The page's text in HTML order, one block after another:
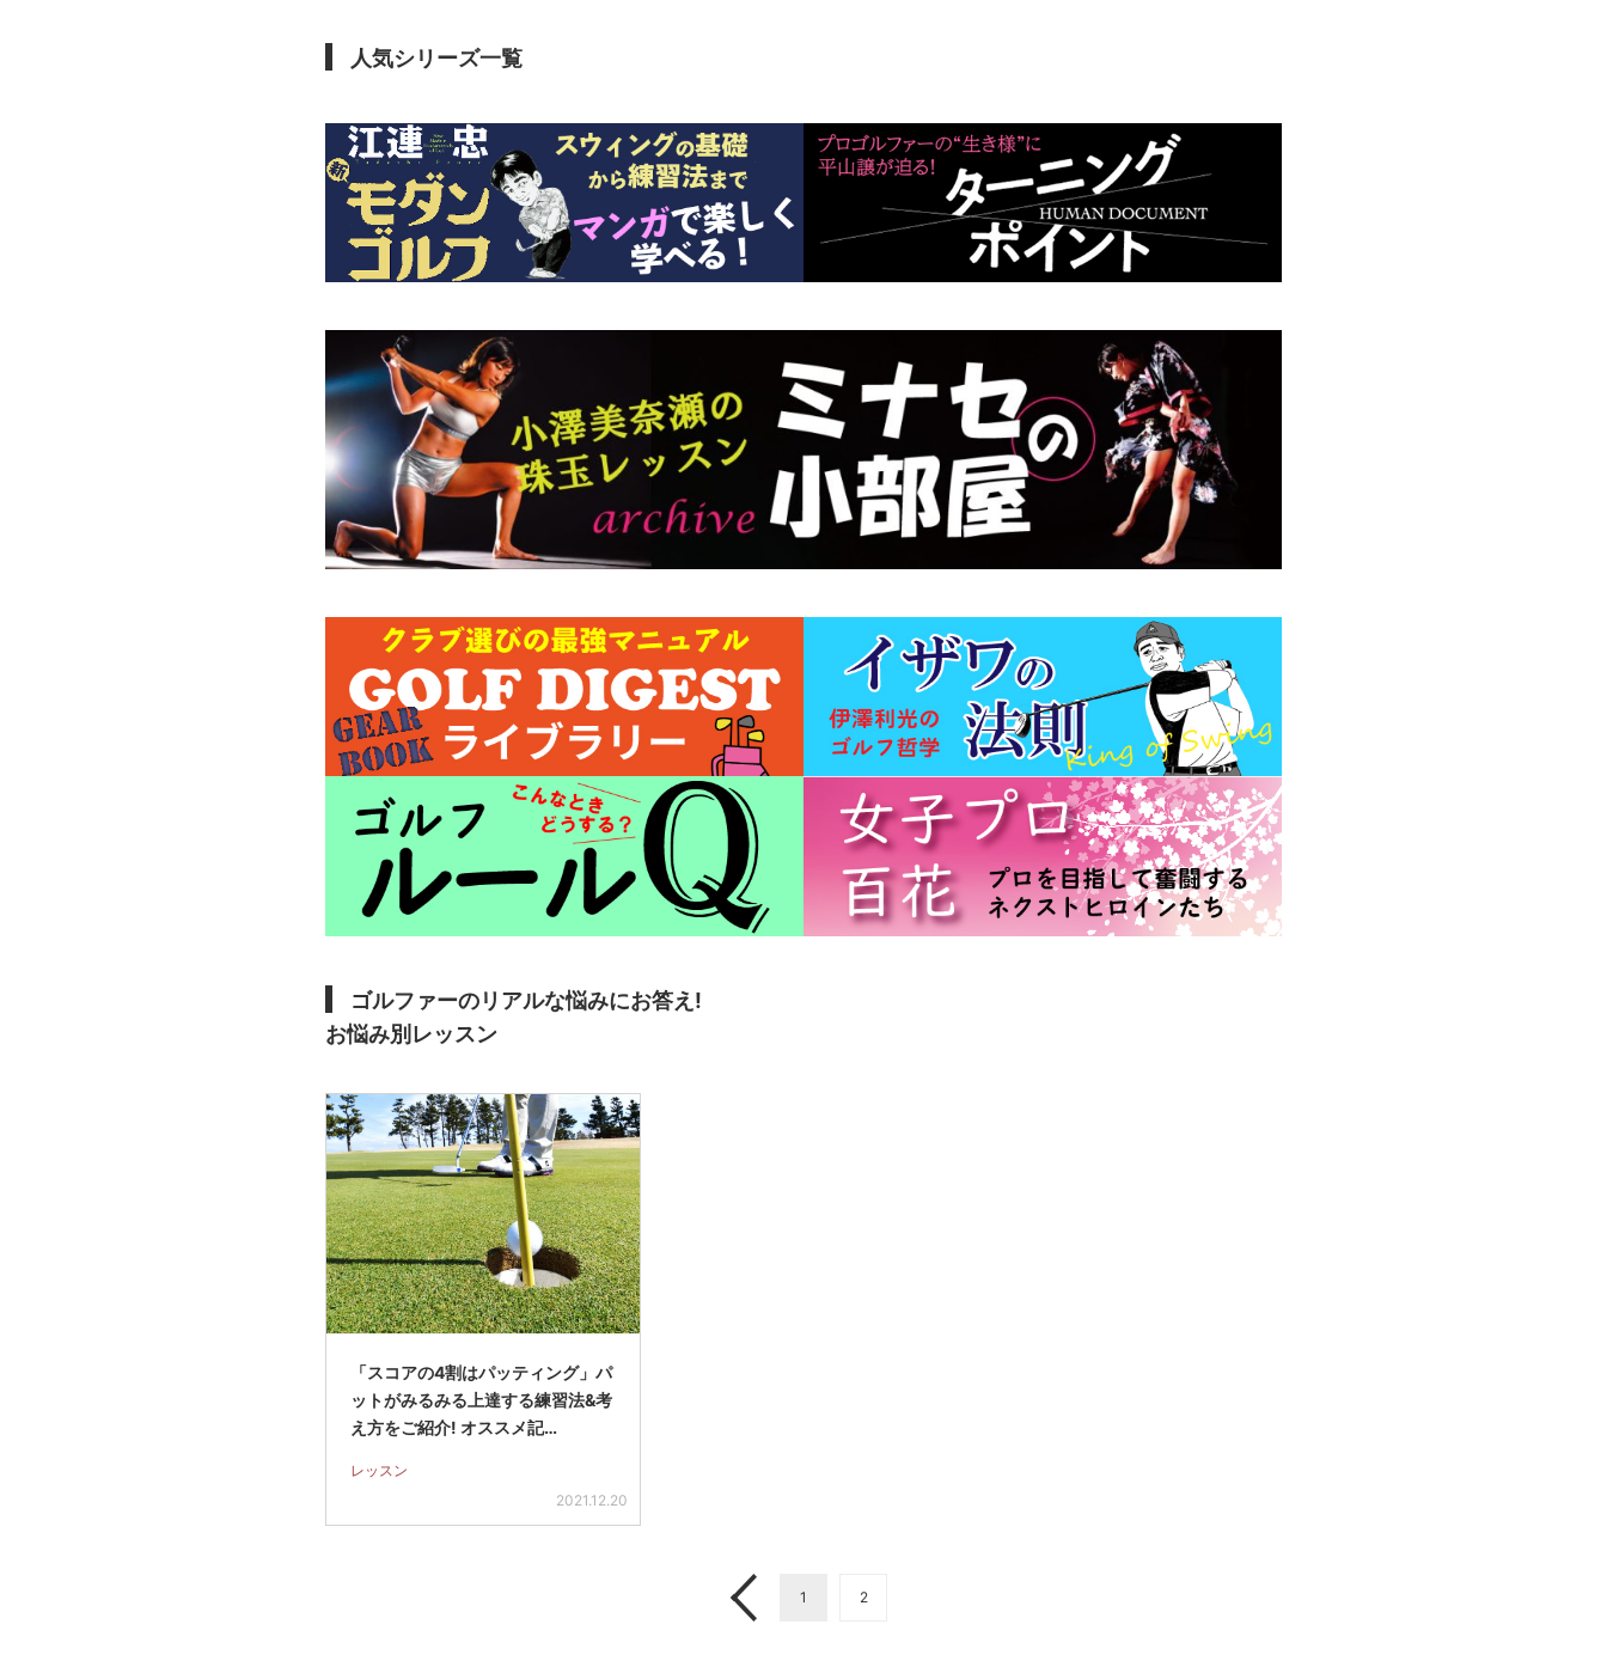
人気シリーズ一覧
ゴルファーのリアルな悩みにお答え!
お悩み別レッスン
「スコアの4割はパッティング」パ
ットがみるみる上達する練習法&考
え方をご紹介! オススメ記…
レッスン
2021.12.20
1 2